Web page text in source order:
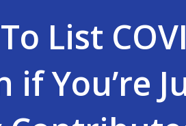
List
if You’re